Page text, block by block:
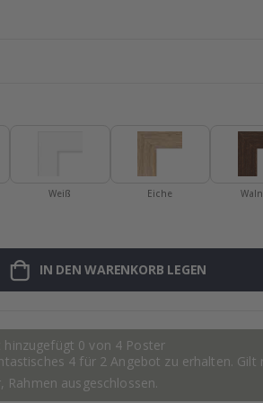
Weiß Eiche
IN DEN WARENKORB LEGEN
hinzugefügt 0 von 4 Poster
4 für 2 Angebot zu erhalten. Gilt
Rahmen ausgeschlossen.